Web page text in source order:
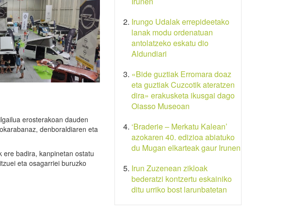
erosterakoan dauden
denboraldiaren eta
ere badira, kanpinetan ostatu
eta osagarriei buruzko
Irungo Udalak errepideetako
lanak modu ordenatuan
antolatzeko eskatu dio
Aldundiari
«Bide guztiak Erromara doaz
eta guztiak Cuzcotik ateratzen
dira» erakusketa ikusgai dago
Oiasso Museoan
‘Braderie – Merkatu Kalean’
azokaren 40. edizioa abiatuko
du Mugan elkarteak gaur Irunen
Irun Zuzenean zikloak
bederatzi kontzertu eskainiko
ditu urriko bost larunbatetan